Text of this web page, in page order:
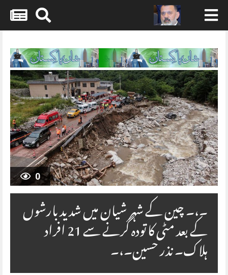
Skip
content
0
۔،۔ چین کے شہر شیان میں شدید بارشوں
کے بعد مٹی کا تودہ گرنے سے 21 افراد ہلاک۔ نذر حسین۔،۔